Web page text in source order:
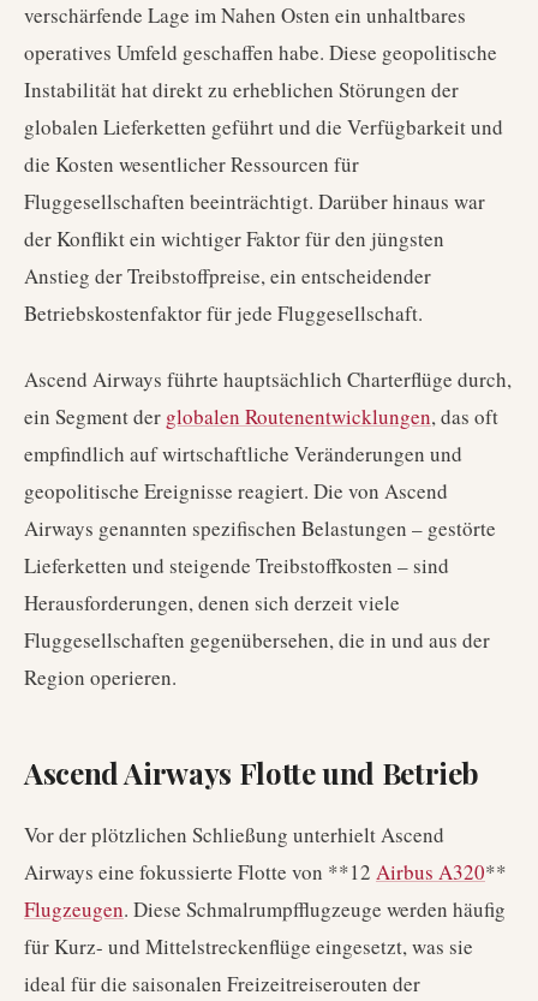
verschärfende Lage im Nahen Osten ein unhaltbares
operatives Umfeld geschaffen habe. Diese geopolitische
Instabilität hat direkt zu erheblichen Störungen der
globalen Lieferketten geführt und die Verfügbarkeit und
die Kosten wesentlicher Ressourcen für
Fluggesellschaften beeinträchtigt. Darüber hinaus war
der Konflikt ein wichtiger Faktor für den jüngsten
Anstieg der Treibstoffpreise, ein entscheidender
Betriebskostenfaktor für jede Fluggesellschaft.
Ascend Airways führte hauptsächlich Charterflüge durch,
ein Segment der globalen Routenentwicklungen, das oft
empfindlich auf wirtschaftliche Veränderungen und
geopolitische Ereignisse reagiert. Die von Ascend
Airways genannten spezifischen Belastungen – gestörte
Lieferketten und steigende Treibstoffkosten – sind
Herausforderungen, denen sich derzeit viele
Fluggesellschaften gegenübersehen, die in und aus der
Region operieren.
Ascend Airways Flotte und Betrieb
Vor der plötzlichen Schließung unterhielt Ascend
Airways eine fokussierte Flotte von **12 Airbus A320**
Flugzeugen. Diese Schmalrumpfflugzeuge werden häufig
für Kurz- und Mittelstreckenflüge eingesetzt, was sie
ideal für die saisonalen Freizeitreiserouten der